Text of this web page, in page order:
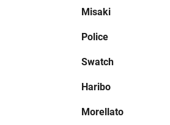
Misaki
Police
Swatch
Haribo
Morellato